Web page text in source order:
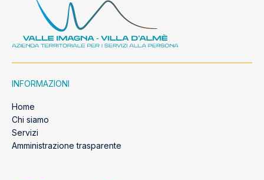
INFORMAZIONI
Home
Chi siamo
Servizi
Amministrazione trasparente